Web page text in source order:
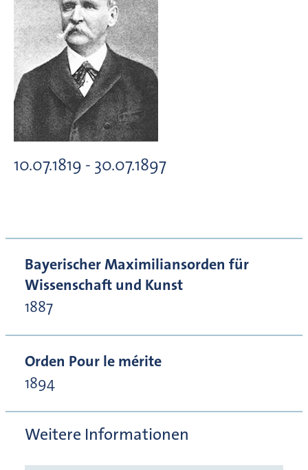
10.07.1819 - 30.07.1897
Bayerischer Maximiliansorden für
Wissenschaft und Kunst
1887
Orden Pour le mérite
1894
Weitere Informationen